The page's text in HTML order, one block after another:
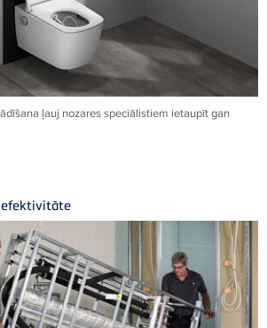
ļauj nozares speciālistiem ietaupīt gan
efektivitāte